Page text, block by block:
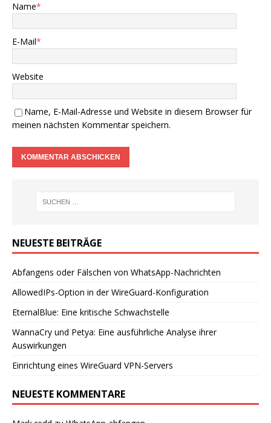
Name*
E-Mail*
Website
Name, E-Mail-Adresse und Website in diesem Browser für
meinen nächsten Kommentar speichern.
NEUESTE BEITRÄGE
Abfangens oder Fälschen von WhatsApp-Nachrichten
AllowedIPs-Option in der WireGuard-Konfiguration
EternalBlue: Eine kritische Schwachstelle
WannaCry und Petya: Eine ausführliche Analyse ihrer
Auswirkungen
Einrichtung eines WireGuard VPN-Servers
NEUESTE KOMMENTARE